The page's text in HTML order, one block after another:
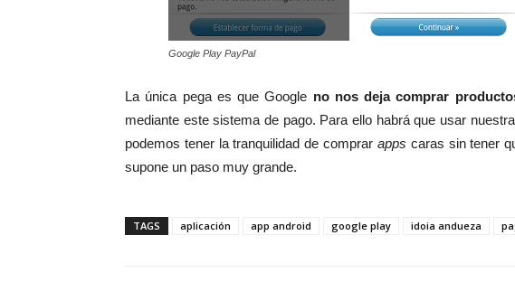
Google Play PayPal
La única pega es que Google no nos deja comprar
mediante este sistema de pago. Para ello habrá que usar
podemos tener la tranquilidad de comprar apps caras sin tener
supone un paso muy grande.
TAGS aplicación app android google play idoia andueza